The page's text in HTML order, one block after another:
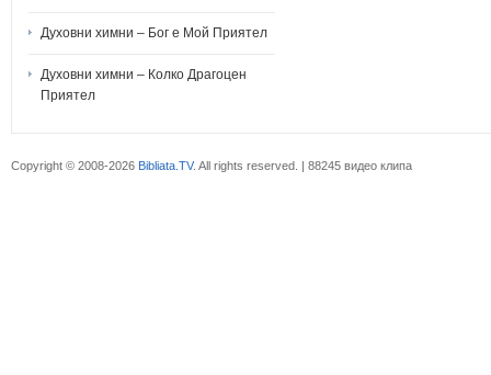
Духовни химни – Бог е Мой Приятел
Духовни химни – Колко Драгоцен
Приятел
Copyright © 2008-2026 Bibliata.TV. All rights reserved. | 88245 видео клипа